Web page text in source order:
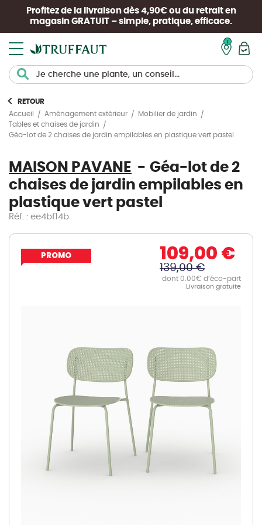
Profitez de la livraison dès 4,90€ ou du retrait en
magasin GRATUIT – simple, pratique, efficace.
RETOUR
Accueil
Aménagement extérieur
Mobilier de jardin
Tables et chaises de jardin
Géa-lot de 2 chaises de jardin empilables en plastique vert pastel
MAISON PAVANE
Géa-lot de 2
chaises de jardin empilables en
plastique vert pastel
Réf. : ee4bf14b
PROMO 109,00 €
139,00 €
dont 0.00€ d’éco-part
Livraison gratuite